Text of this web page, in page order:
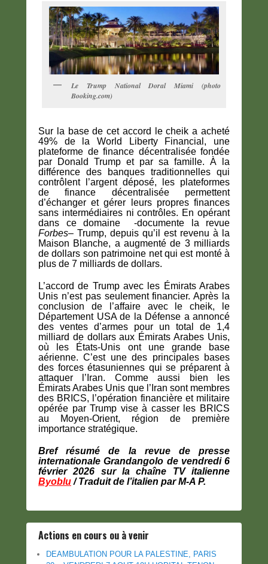
Le Trump National Doral Miami (photo
Booking.com)
Sur la base de cet accord le cheik a acheté
49% de la World Liberty Financial, une
plateforme de finance décentralisée fondée
par Donald Trump et par sa famille. À la
différence des banques traditionnelles qui
contrôlent l’argent déposé, les plateformes
de finance décentralisée permettent
d’échanger et gérer leurs propres finances
sans intermédiaires ni contrôles. En opérant
dans ce domaine -documente la revue
Forbes– Trump, depuis qu’il est revenu à la
Maison Blanche, a augmenté de 3 milliards
de dollars son patrimoine net qui est monté à
plus de 7 milliards de dollars.
L’accord de Trump avec les Émirats Arabes
Unis n’est pas seulement financier. Après la
conclusion de l’affaire avec le cheik, le
Département USA de la Défense a annoncé
des ventes d’armes pour un total de 1,4
milliard de dollars aux Émirats Arabes Unis,
où les États-Unis ont une grande base
aérienne. C’est une des principales bases
des forces étasuniennes qui se préparent à
attaquer l’Iran. Comme aussi bien les
Émirats Arabes Unis que l’Iran sont membres
des BRICS, l’opération financière et militaire
opérée par Trump vise à casser les BRICS
au Moyen-Orient, région de première
importance stratégique.
Bref résumé de la revue de presse
internationaleGrandangolo de vendredi 6
février 2026 sur la chaîne TV italienne
Byoblu / Traduit de l’italien par M-A P.
Actions en cours ou à venir
DEAMBULATION POUR LA PALESTINE, PARIS